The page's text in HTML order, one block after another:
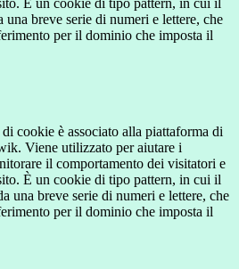
È un cookie di tipo pattern, in cui il
breve serie di numeri e lettere, che
per il dominio che imposta il
cookie è associato alla piattaforma di
Viene utilizzato per aiutare i
il comportamento dei visitatori e
È un cookie di tipo pattern, in cui il
una breve serie di numeri e lettere, che
per il dominio che imposta il